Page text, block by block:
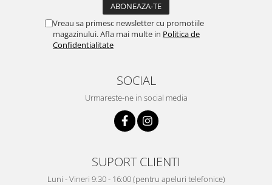
Vreau sa primesc newsletter cu promotiile
magazinului. Afla mai multe in Politica de
Confidentialitate
SOCIAL
Urmareste-ne in social media
SUPORT CLIENTI
Luni - Vineri 9:30 - 16:00 (pentru apeluri telefonice)